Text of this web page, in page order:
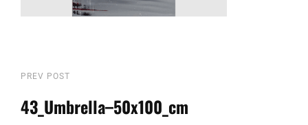
Beitragsnavigation
Previous
Post
PREV POST
43_Umbrella–50x100_cm